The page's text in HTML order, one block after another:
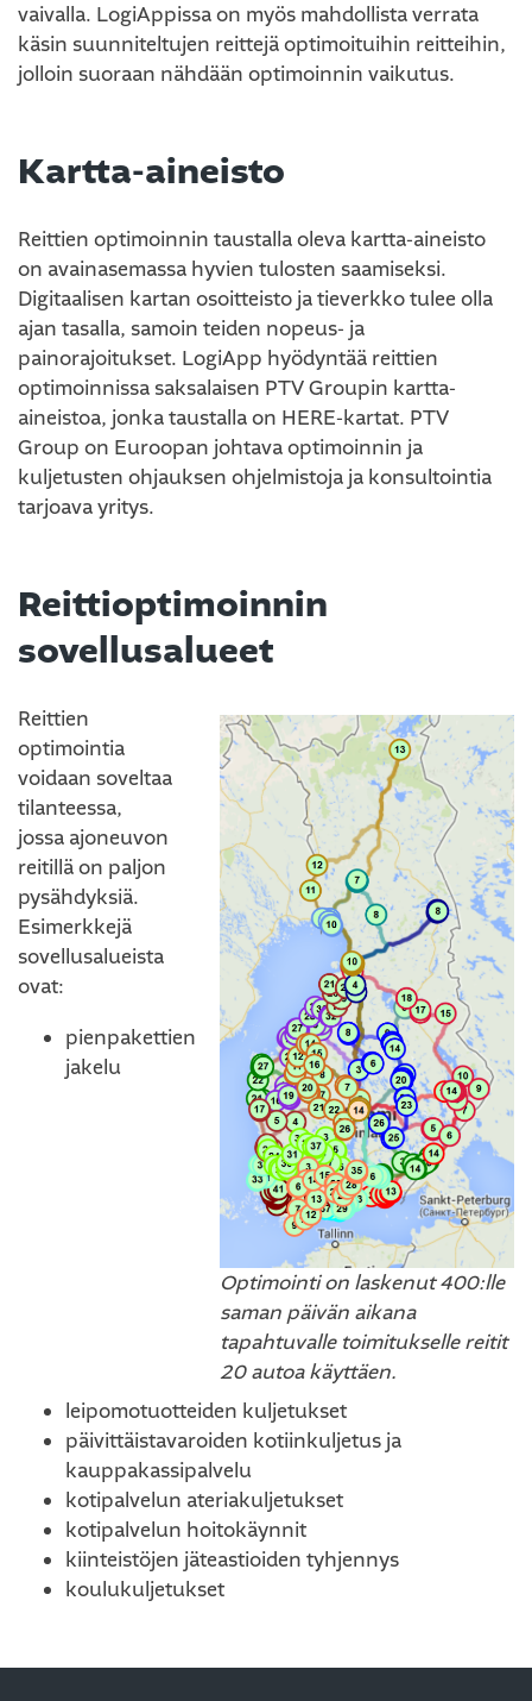
vaivalla. LogiAppissa on myös mahdollista verrata
käsin suunniteltujen reittejä optimoituihin reitteihin,
jolloin suoraan nähdään optimoinnin vaikutus.
Kartta-aineisto
Reittien optimoinnin taustalla oleva kartta-aineisto
on avainasemassa hyvien tulosten saamiseksi.
Digitaalisen kartan osoitteisto ja tieverkko tulee olla
ajan tasalla, samoin teiden nopeus- ja
painorajoitukset. LogiApp hyödyntää reittien
optimoinnissa saksalaisen PTV Groupin kartta-
aineistoa, jonka taustalla on HERE-kartat. PTV
Group on Euroopan johtava optimoinnin ja
kuljetusten ohjauksen ohjelmistoja ja konsultointia
tarjoava yritys.
Reittioptimoinnin
sovellusalueet
Optimointi on laskenut 400:lle
saman päivän aikana
tapahtuvalle toimitukselle reitit
20 autoa käyttäen.
Reittien
optimointia
voidaan soveltaa
tilanteessa,
jossa ajoneuvon
reitillä on paljon
pysähdyksiä.
Esimerkkejä
sovellusalueista
ovat:
pienpakettien
jakelu
leipomotuotteiden kuljetukset
päivittäistavaroiden kotiinkuljetus ja
kauppakassipalvelu
kotipalvelun ateriakuljetukset
kotipalvelun hoitokäynnit
kiinteistöjen jäteastioiden tyhjennys
koulukuljetukset